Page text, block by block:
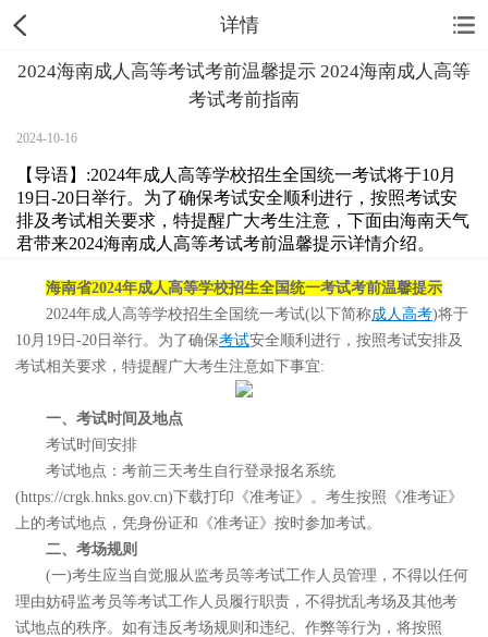
详情
2024海南成人高等考试考前温馨提示 2024海南成人高等
考试考前指南
2024-10-16
【导语】:2024年成人高等学校招生全国统一考试将于10月
19日-20日举行。为了确保考试安全顺利进行，按照考试安
排及考试相关要求，特提醒广大考生注意，下面由海南天气
君带来2024海南成人高等考试考前温馨提示详情介绍。
海南省2024年成人高等学校招生全国统一考试考前温馨提示
2024年成人高等学校招生全国统一考试(以下简称成人高考)将于
10月19日-20日举行。为了确保考试安全顺利进行，按照考试安排及
考试相关要求，特提醒广大考生注意如下事宜:
一、考试时间及地点
考试时间安排
考试地点：考前三天考生自行登录报名系统
(https://crgk.hnks.gov.cn)下载打印《准考证》。考生按照《准考证》
上的考试地点，凭身份证和《准考证》按时参加考试。
二、考场规则
(一)考生应当自觉服从监考员等考试工作人员管理，不得以任何
理由妨碍监考员等考试工作人员履行职责，不得扰乱考场及其他考
试地点的秩序。如有违反考场规则和违纪、作弊等行为，将按照